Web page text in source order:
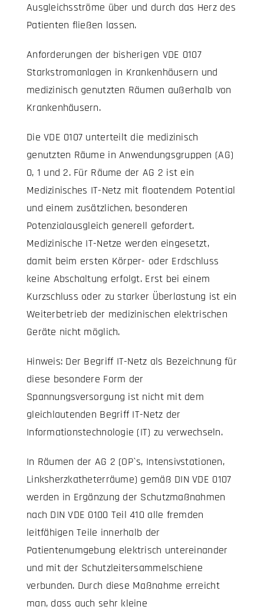
Ausgleichsströme über und durch das Herz des
Patienten fließen lassen.
Anforderungen der bisherigen VDE 0107
Starkstromanlagen in Krankenhäusern und
medizinisch genutzten Räumen außerhalb von
Krankenhäusern.
Die VDE 0107 unterteilt die medizinisch
genutzten Räume in Anwendungsgruppen (AG)
0, 1 und 2. Für Räume der AG 2 ist ein
Medizinisches IT-Netz mit floatendem Potential
und einem zusätzlichen, besonderen
Potenzialausgleich generell gefordert.
Medizinische IT-Netze werden eingesetzt,
damit beim ersten Körper- oder Erdschluss
keine Abschaltung erfolgt. Erst bei einem
Kurzschluss oder zu starker Überlastung ist ein
Weiterbetrieb der medizinischen elektrischen
Geräte nicht möglich.
Hinweis: Der Begriff IT-Netz als Bezeichnung für
diese besondere Form der
Spannungsversorgung ist nicht mit dem
gleichlautenden Begriff IT-Netz der
Informationstechnologie (IT) zu verwechseln.
In Räumen der AG 2 (OP`s, Intensivstationen,
Linksherzkatheterräume) gemäß DIN VDE 0107
werden in Ergänzung der Schutzmaßnahmen
nach DIN VDE 0100 Teil 410 alle fremden
leitfähigen Teile innerhalb der
Patientenumgebung elektrisch untereinander
und mit der Schutzleitersammelschiene
verbunden. Durch diese Maßnahme erreicht
man, dass auch sehr kleine